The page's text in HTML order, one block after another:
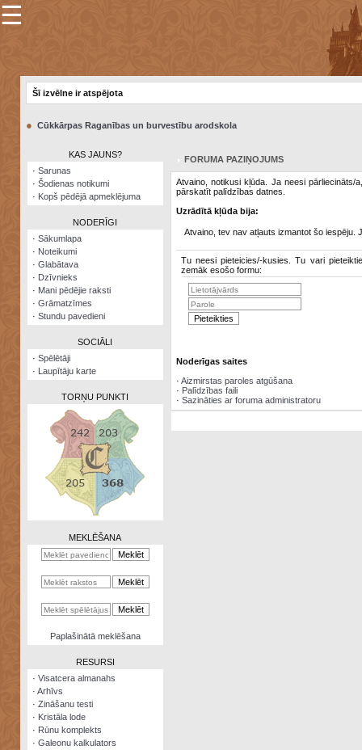
×
Šodienas
notikumi
Visatcera
almanahs
Arhīvs
Zināšanu
kalkulators
Nomētātās
☰
Šī izvēlne ir atspējota
● Cūkkārpas Raganības un burvestību arodskola
KAS JAUNS?
· Sarunas
· Šodienas notikumi
· Kopš pēdējā apmeklējuma
NODERĪGI
· Sākumlapa
· Noteikumi
· Glabātava
· Dzīvnieks
· Mani pēdējie raksti
· Grāmatzīmes
· Stundu pavedieni
SOCIĀLI
· Spēlētāji
· Laupītāju karte
TORŅU PUNKTI
MEKLĒŠANA
Paplašinātā meklēšana
RESURSI
· Visatcera almanahs
· Arhīvs
· Zināšanu testi
· Kristāla lode
· Rūnu komplekts
· Galeonu kalkulators
FORUMA PAZIŅOJUMS
Atvaino, notikusi kļūda. Ja neesi pārliecināts/
pārskatīt palīdzības datnes.
Uzrādītā kļūda bija:
Atvaino, tev nav atļauts izmantot šo iespēju.
Tu neesi pieteicies/-kusies. Tu vari
zemāk esošo formu:
Noderīgas saites
· Aizmirstas paroles atgūšana
· Palīdzības faili
· Sazināties ar foruma administratoru